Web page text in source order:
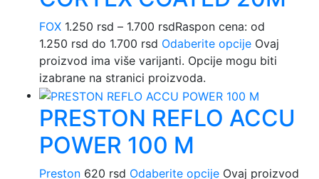
FOX 1.250 rsd – 1.700 rsdRaspon cena: od
1.250 rsd do 1.700 rsd Odaberite opcije Ovaj
proizvod ima više varijanti. Opcije mogu biti
izabrane na stranici proizvoda.
PRESTON REFLO ACCU
POWER 100 M
Preston 620 rsd Odaberite opcije Ovaj proizvod